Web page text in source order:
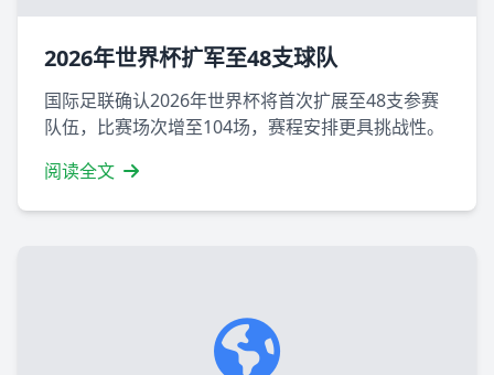
2026年世界杯扩军至48支球队
国际足联确认2026年世界杯将首次扩展至48支参赛
队伍，比赛场次增至104场，赛程安排更具挑战性。
阅读全文